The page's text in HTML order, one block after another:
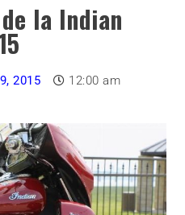
la Indian
2015
12:00 am